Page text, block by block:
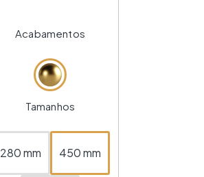
Acabamentos
Tamanhos
280 mm 450 mm